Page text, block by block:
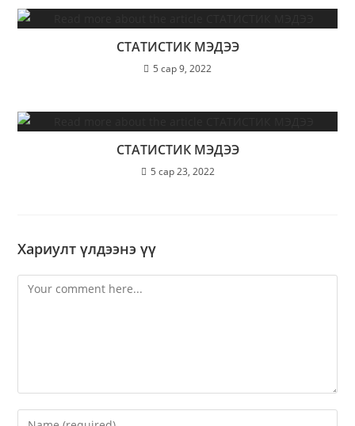
СТАТИСТИК МЭДЭЭ
5 сар 9, 2022
СТАТИСТИК МЭДЭЭ
5 сар 23, 2022
Хариулт үлдээнэ үү